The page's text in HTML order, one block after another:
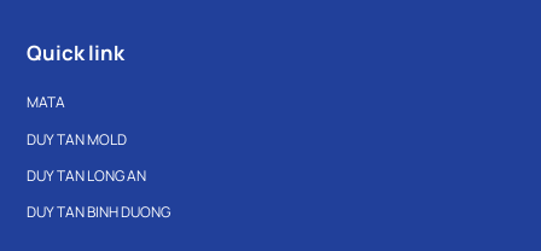
Quick link
MATA
DUY TAN MOLD
DUY TAN LONG AN
DUY TAN BINH DUONG